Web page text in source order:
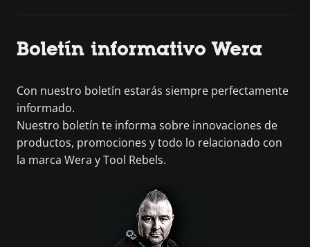
Boletín informativo Wera
Con nuestro boletín estarás siempre perfectamente
informado.
Nuestro boletín te informa sobre innovaciones de
productos, promociones y todo lo relacionado con
la marca Wera y Tool Rebels.